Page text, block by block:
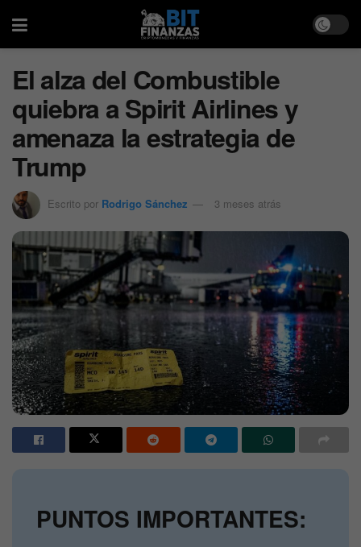
El alza del Combustible
quiebra a Spirit Airlines y
amenaza la estrategia de
Trump
Escrito por Rodrigo Sánchez 3 meses atrás
PUNTOS IMPORTANTES: